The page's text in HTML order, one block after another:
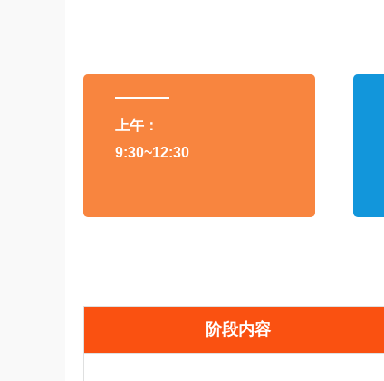
上午：
9:30~12:30
阶段内容